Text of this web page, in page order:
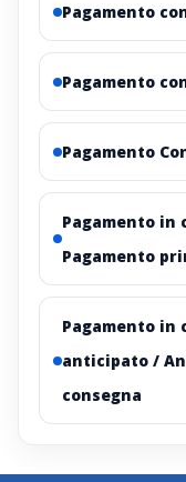
Pagamento
Pagamento
Pagamento
Pagamento
Pagamento
Pagamento in
anticipato /
consegna